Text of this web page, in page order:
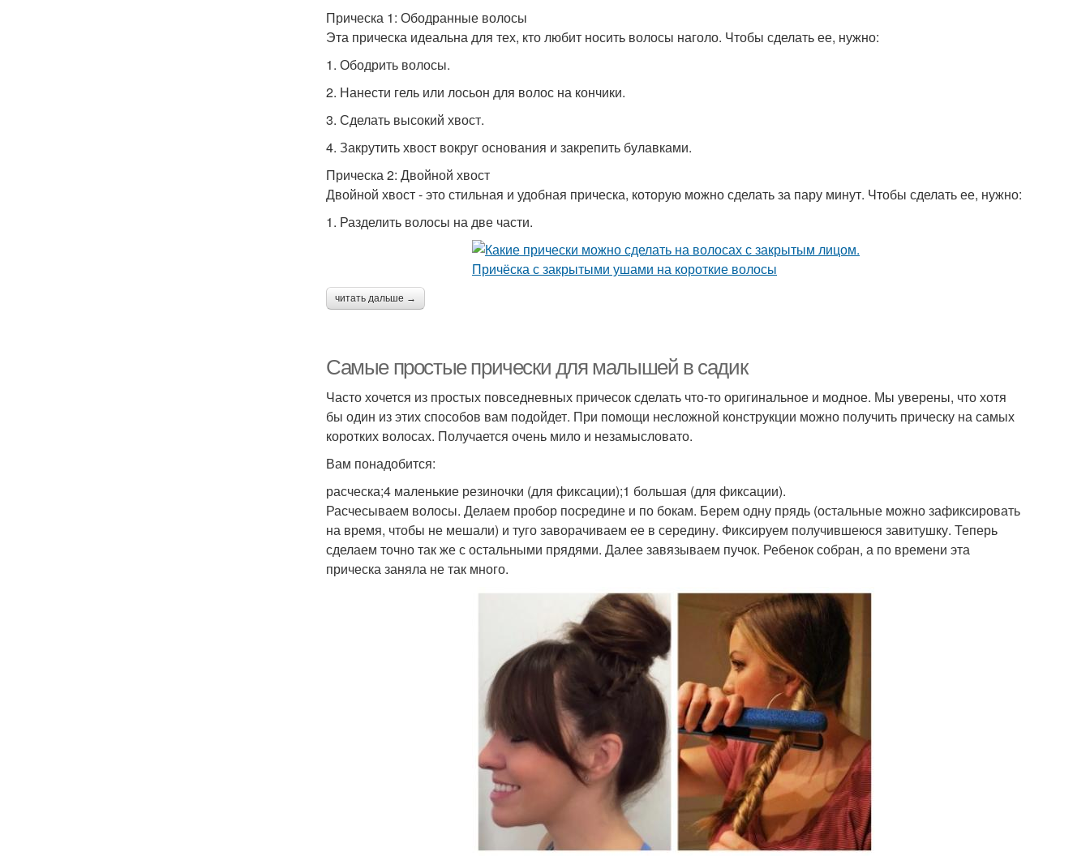
Прическа 1: Ободранные волосы
Эта прическа идеальна для тех, кто любит носить волосы наголо. Чтобы сделать ее, нужно:
1. Ободрить волосы.
2. Нанести гель или лосьон для волос на кончики.
3. Сделать высокий хвост.
4. Закрутить хвост вокруг основания и закрепить булавками.
Прическа 2: Двойной хвост
Двойной хвост - это стильная и удобная прическа, которую можно сделать за пару минут. Чтобы сделать ее, нужно:
1. Разделить волосы на две части.
читать дальше →
Самые простые прически для малышей в садик
Часто хочется из простых повседневных причесок сделать что-то оригинальное и модное. Мы уверены, что хотя
бы один из этих способов вам подойдет. При помощи несложной конструкции можно получить прическу на самых
коротких волосах. Получается очень мило и незамысловато.
Вам понадобится:
расческа;4 маленькие резиночки (для фиксации);1 большая (для фиксации).
Расчесываем волосы. Делаем пробор посредине и по бокам. Берем одну прядь (остальные можно зафиксировать
на время, чтобы не мешали) и туго заворачиваем ее в середину. Фиксируем получившеюся завитушку. Теперь
сделаем точно так же с остальными прядями. Далее завязываем пучок. Ребенок собран, а по времени эта
прическа заняла не так много.